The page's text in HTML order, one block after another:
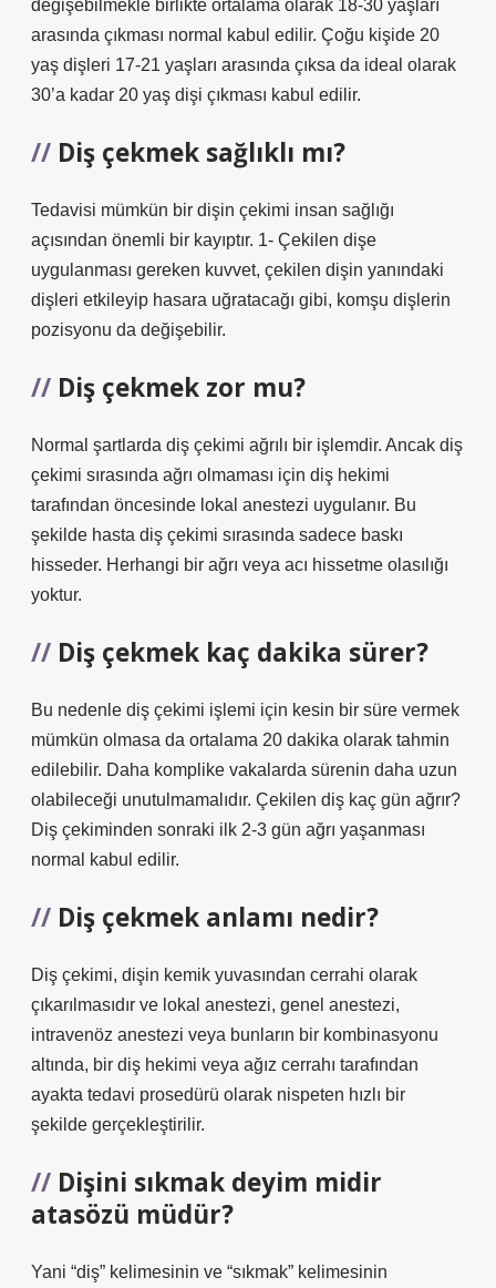
değişebilmekle birlikte ortalama olarak 18-30 yaşları
arasında çıkması normal kabul edilir. Çoğu kişide 20
yaş dişleri 17-21 yaşları arasında çıksa da ideal olarak
30’a kadar 20 yaş dişi çıkması kabul edilir.
Diş çekmek sağlıklı mı?
Tedavisi mümkün bir dişin çekimi insan sağlığı
açısından önemli bir kayıptır. 1- Çekilen dişe
uygulanması gereken kuvvet, çekilen dişin yanındaki
dişleri etkileyip hasara uğratacağı gibi, komşu dişlerin
pozisyonu da değişebilir.
Diş çekmek zor mu?
Normal şartlarda diş çekimi ağrılı bir işlemdir. Ancak diş
çekimi sırasında ağrı olmaması için diş hekimi
tarafından öncesinde lokal anestezi uygulanır. Bu
şekilde hasta diş çekimi sırasında sadece baskı
hisseder. Herhangi bir ağrı veya acı hissetme olasılığı
yoktur.
Diş çekmek kaç dakika sürer?
Bu nedenle diş çekimi işlemi için kesin bir süre vermek
mümkün olmasa da ortalama 20 dakika olarak tahmin
edilebilir. Daha komplike vakalarda sürenin daha uzun
olabileceği unutulmamalıdır. Çekilen diş kaç gün ağrır?
Diş çekiminden sonraki ilk 2-3 gün ağrı yaşanması
normal kabul edilir.
Diş çekmek anlamı nedir?
Diş çekimi, dişin kemik yuvasından cerrahi olarak
çıkarılmasıdır ve lokal anestezi, genel anestezi,
intravenöz anestezi veya bunların bir kombinasyonu
altında, bir diş hekimi veya ağız cerrahı tarafından
ayakta tedavi prosedürü olarak nispeten hızlı bir
şekilde gerçekleştirilir.
Dişini sıkmak deyim midir
atasözü müdür?
Yani “diş” kelimesinin ve “sıkmak” kelimesinin